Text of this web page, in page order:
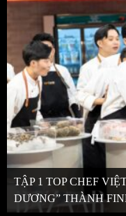
TẬP 1 TOP CHEF
DƯƠNG” THÀNH